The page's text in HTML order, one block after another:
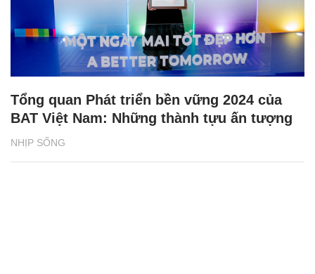
NHỊP SỐNG
Tổng quan Phát triển bền vững 2024 của
BAT Việt Nam: Những thành tựu ấn tượng